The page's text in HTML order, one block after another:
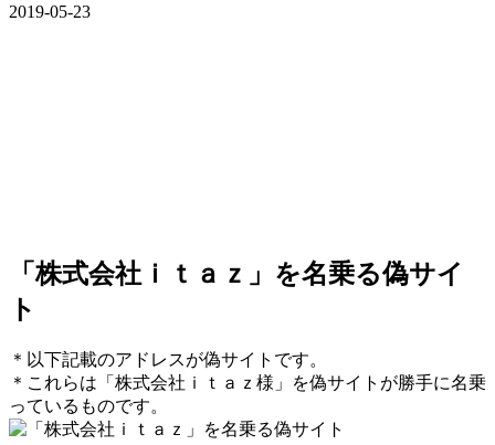
2019-05-23
「株式会社ｉｔａｚ」を名乗る偽サイ
ト
＊以下記載のアドレスが偽サイトです。
＊これらは「株式会社ｉｔａｚ様」を偽サイトが勝手に名乗
っているものです。